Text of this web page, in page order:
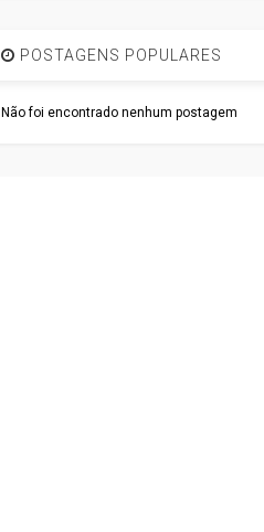
POSTAGENS POPULARES
Não foi encontrado nenhum postagem